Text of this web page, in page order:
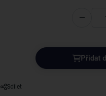
Přidat
Sdílet